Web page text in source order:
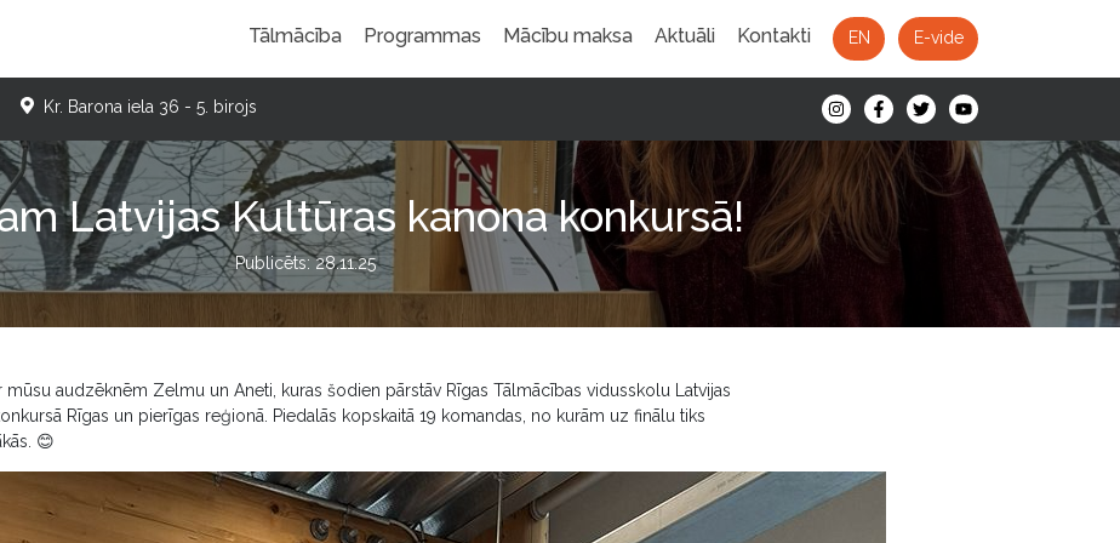
Tālmācība Programmas Mācību maksa Aktuāli Kontakti EN E-vide
Kr. Barona iela 36 - 5. birojs
Latvijas Kultūras kanona konkursā!
Publicēts: 28.11.25
audzēknēm Zelmu un Aneti, kuras šodien pārstāv Rīgas Tālmācības vidusskolu Latvijas
Rīgas un pierīgas reģionā. Piedalās kopskaitā 19 komandas, no kurām uz finālu tiks
😊